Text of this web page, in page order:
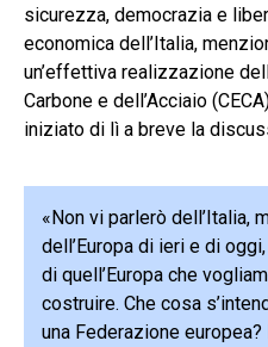
sicurezza, democrazia e
economica dell’Italia,
un’effettiva realizzazione
Carbone e dell’Acciaio
iniziato di lì a breve la
«Non vi parlerò dell’Italia,
dell’Europa di ieri e di
di quell’Europa che
costruire. Che cosa
una Federazione